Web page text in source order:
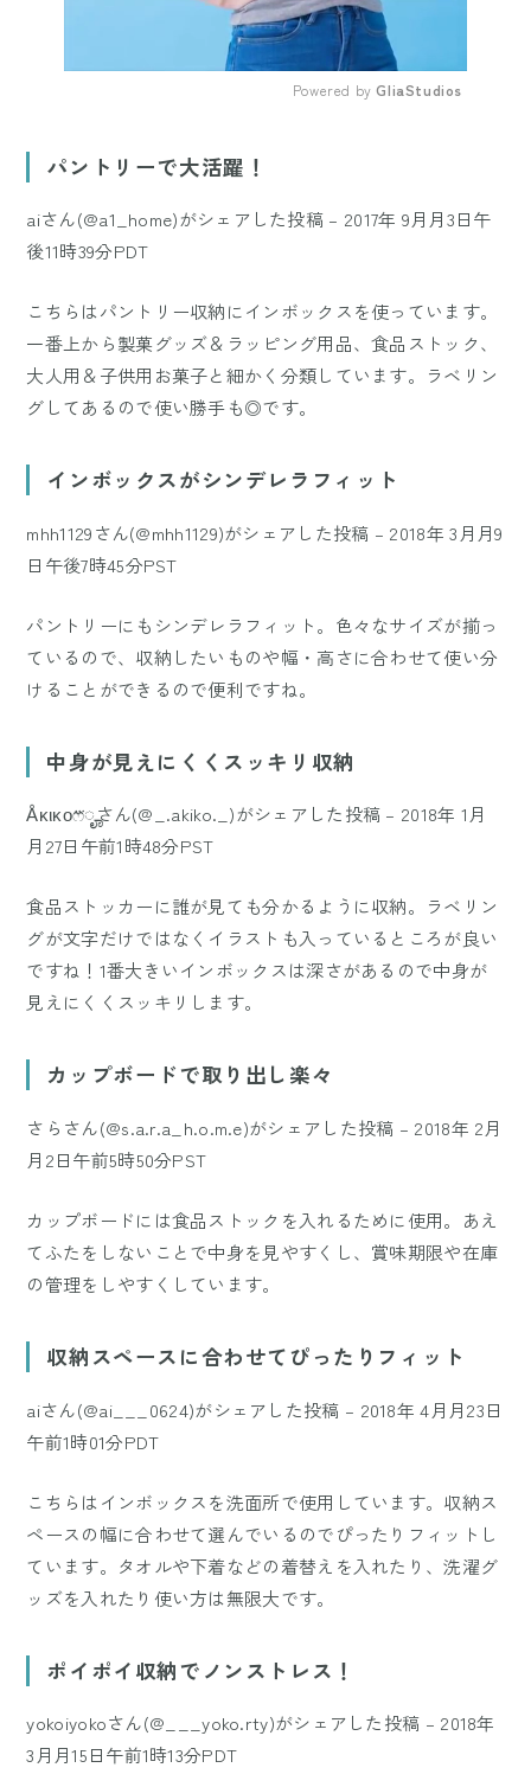
Powered by GliaStudios
パントリーで大活躍！
aiさん(@a1_home)がシェアした投稿 – 2017年 9月月3日午
後11時39分PDT
こちらはパントリー収納にインボックスを使っています。
一番上から製菓グッズ＆ラッピング用品、食品ストック、
大人用＆子供用お菓子と細かく分類しています。ラベリン
グしてあるので使い勝手も◎です。
インボックスがシンデレラフィット
mhh1129さん(@mhh1129)がシェアした投稿 – 2018年 3月月9
日午後7時45分PST
パントリーにもシンデレラフィット。色々なサイズが揃っ
ているので、収納したいものや幅・高さに合わせて使い分
けることができるので便利ですね。
中身が見えにくくスッキリ収納
Åκικοෆ⃛ೄさん(@_.akiko._)がシェアした投稿 – 2018年 1月
月27日午前1時48分PST
食品ストッカーに誰が見ても分かるように収納。ラベリン
グが文字だけではなくイラストも入っているところが良い
ですね！1番大きいインボックスは深さがあるので中身が
見えにくくスッキリします。
カップボードで取り出し楽々
さらさん(@s.a.r.a_h.o.m.e)がシェアした投稿 – 2018年 2月
月2日午前5時50分PST
カップボードには食品ストックを入れるために使用。あえ
てふたをしないことで中身を見やすくし、賞味期限や在庫
の管理をしやすくしています。
収納スペースに合わせてぴったりフィット
aiさん(@ai___0624)がシェアした投稿 – 2018年 4月月23日
午前1時01分PDT
こちらはインボックスを洗面所で使用しています。収納ス
ペースの幅に合わせて選んでいるのでぴったりフィットし
ています。タオルや下着などの着替えを入れたり、洗濯グ
ッズを入れたり使い方は無限大です。
ポイポイ収納でノンストレス！
yokoiyokoさん(@___yoko.rty)がシェアした投稿 – 2018年
3月月15日午前1時13分PDT